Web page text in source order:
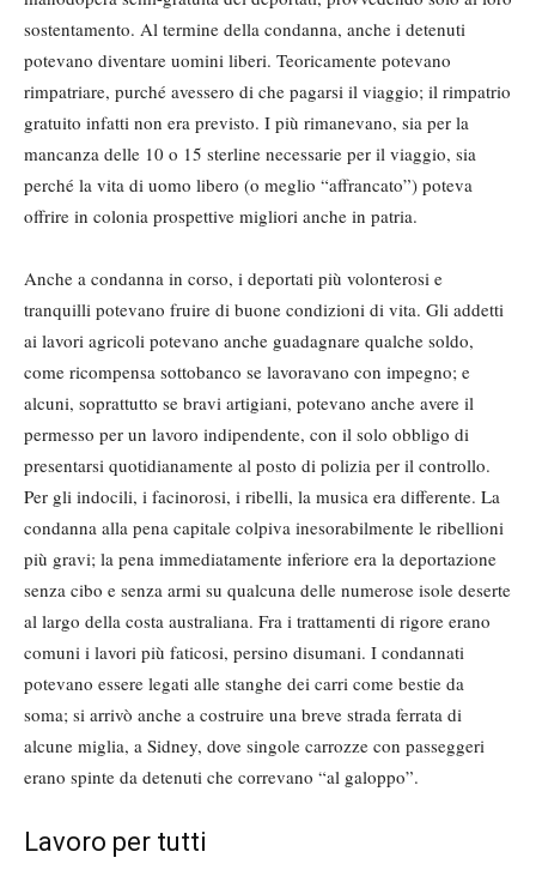
sostentamento. Al termine della condanna, anche i detenuti
potevano diventare uomini liberi. Teoricamente potevano
rimpatriare, purché avessero di che pagarsi il viaggio; il rimpatrio
gratuito infatti non era previsto. I più rimanevano, sia per la
mancanza delle 10 o 15 sterline necessarie per il viaggio, sia
perché la vita di uomo libero (o meglio “affrancato”) poteva
offrire in colonia prospettive migliori anche in patria.
Anche a condanna in corso, i deportati più volonterosi e
tranquilli potevano fruire di buone condizioni di vita. Gli addetti
ai lavori agricoli potevano anche guadagnare qualche soldo,
come ricompensa sottobanco se lavoravano con impegno; e
alcuni, soprattutto se bravi artigiani, potevano anche avere il
permesso per un lavoro indipendente, con il solo obbligo di
presentarsi quotidianamente al posto di polizia per il controllo.
Per gli indocili, i facinorosi, i ribelli, la musica era differente. La
condanna alla pena capitale colpiva inesorabilmente le ribellioni
più gravi; la pena immediatamente inferiore era la deportazione
senza cibo e senza armi su qualcuna delle numerose isole deserte
al largo della costa australiana. Fra i trattamenti di rigore erano
comuni i lavori più faticosi, persino disumani. I condannati
potevano essere legati alle stanghe dei carri come bestie da
soma; si arrivò anche a costruire una breve strada ferrata di
alcune miglia, a Sidney, dove singole carrozze con passeggeri
erano spinte da detenuti che correvano “al galoppo”.
Lavoro per tutti